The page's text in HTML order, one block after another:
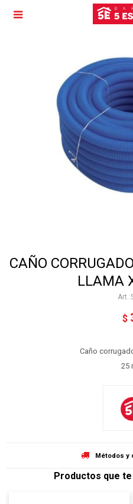

CAÑO
LLAMA
$
Caño
25
Métodos y
Productos que